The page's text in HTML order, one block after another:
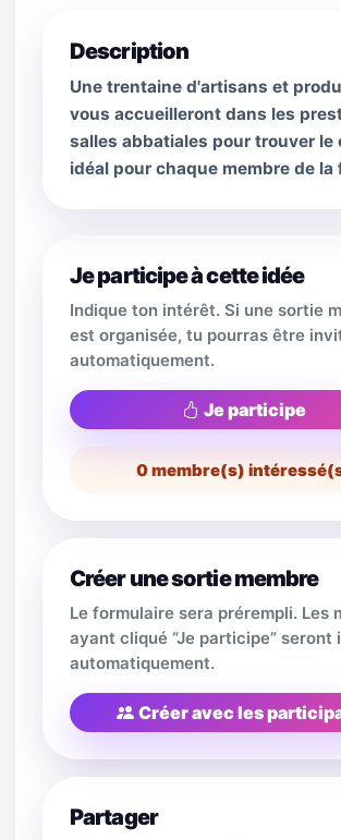
Description
Une trentaine d'artisans et
vous accueilleront dans les
salles abbatiales pour trouver le
idéal pour chaque membre de la
Je participe à cette idée
Indique ton intérêt. Si une sortie
est organisée, tu pourras être
automatiquement.
Je participe
0membre(s)
Créer une sortie membre
Le formulaire sera prérempli. Les
ayant cliqué “Je participe” seront
automatiquement.
Créer avec les
Partager